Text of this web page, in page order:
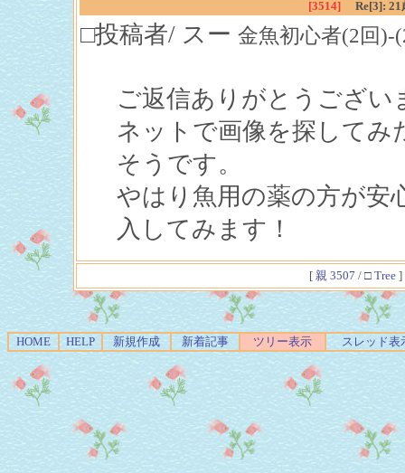
[3514]
Re[3]:
□投稿者/ スー 金魚初心者(2回)-
ご返信ありがとうござい
ネットで画像を探してみ
そうです。
やはり魚用の薬の方が安
入してみます！
[ 親 3507 / □ Tree]
HOME HELP 新規作成 新着記事 ツリー表示 スレッド表